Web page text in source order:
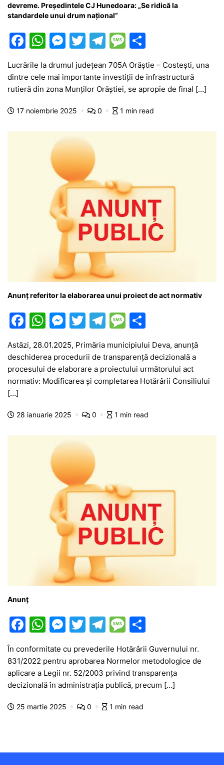
devreme. Președintele CJ Hunedoara: „Se ridică la
standardele unui drum național”
F
c
e
b
o
o
W
at
s
A
p
p
M
s
s
e
g
er
T
itt
er
T
e
gr
a
m
M
s
s
a
e
ta
je
a
z
ă
Lucrările la drumul județean 705A Orăștie – Costești, una
dintre cele mai importante investiții de infrastructură
rutieră din zona Munților Orăștiei, se apropie de final […]
17 noiembrie 2025 0 1 min read
Anunţ referitor la elaborarea unui proiect de act normativ
F
c
e
b
o
k
W
at
s
A
p
M
s
s
e
g
er
T
itt
er
T
e
gr
a
M
s
s
a
e
ta
je
a
ă
Astăzi, 28.01.2025, Primăria municipiului Deva, anunţă
deschiderea procedurii de transparenţă decizională a
procesului de elaborare a proiectului următorului act
normativ: Modificarea și completarea Hotărârii Consiliului
[…]
28 ianuarie 2025 0 1 min read
Anunț
F
c
e
b
o
W
at
s
A
p
M
s
s
e
n
T
itt
er
T
e
gr
a
m
M
s
s
a
g
ta
je
a
În conformitate cu prevederile Hotărârii Guvernului nr.
831/2022 pentru aprobarea Normelor metodologice de
aplicare a Legii nr. 52/2003 privind transparenţa
decizională în administraţia publică, precum […]
25 martie 2025 0 1 min read